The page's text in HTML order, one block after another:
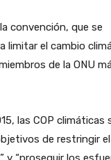
convención, que se
limitar el cambio
de la ONU
las COP climáticas
de restringir el